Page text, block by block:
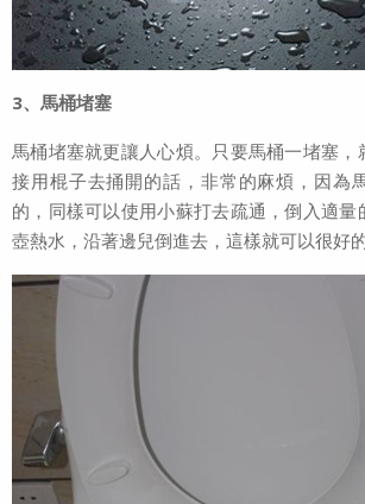
3、馬桶堵塞
馬桶堵塞就更讓人心煩。只要馬桶一堵塞，
接用棍子去捅開的話，非常的麻煩，因為
的，同樣可以使用小蘇打去疏通，倒入適量
壺熱水，沿著邊兒倒進去，這樣就可以很好